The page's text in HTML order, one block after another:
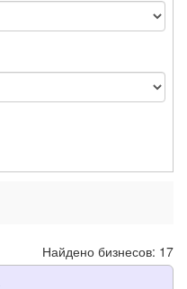
Найдено бизнесов: 17